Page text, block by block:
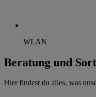
WLAN
Beratung und
Hier findest du alles, was